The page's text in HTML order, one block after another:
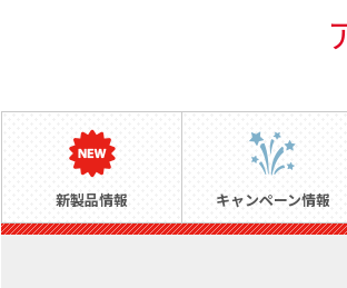
新製品情報 キャンペーン情報